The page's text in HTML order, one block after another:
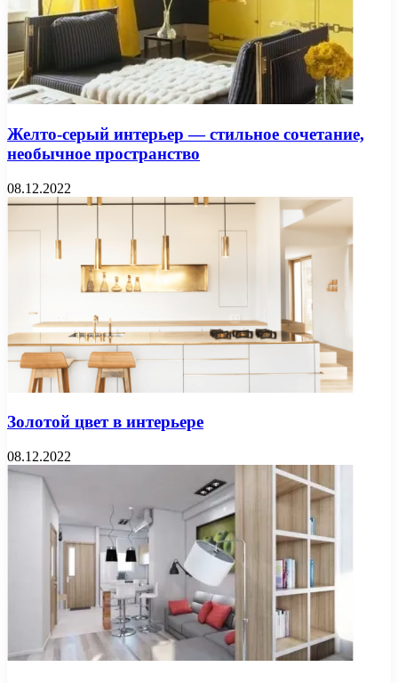
Желто-серый интерьер — стильное сочетание,
необычное пространство
08.12.2022
Золотой цвет в интерьере
08.12.2022